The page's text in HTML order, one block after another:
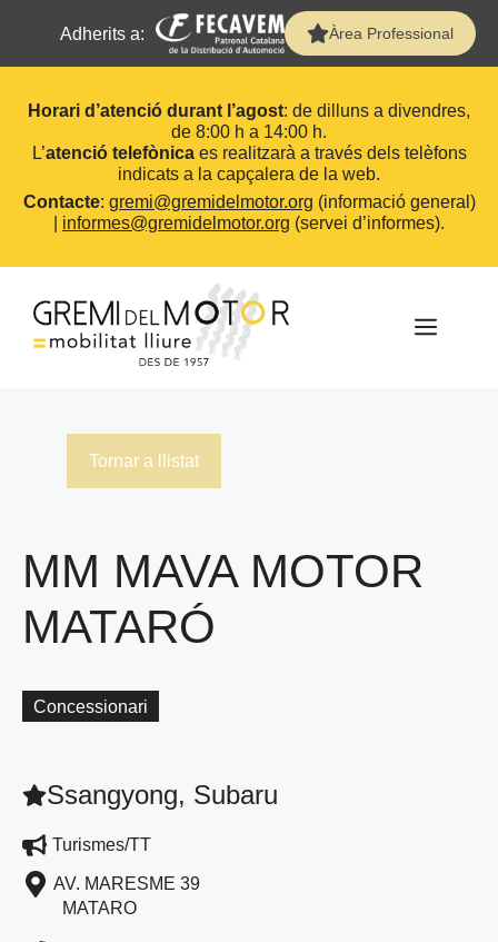
Adherits a: Àrea Professional
Horari d’atenció durant l’agost: de dilluns a divendres,
de 8:00 h a 14:00 h.
L’atenció telefònicaes realitzarà a través dels telèfons
indicats a la capçalera de la web.
Contacte: gremi@gremidelmotor.org (informació general)
informes@gremidelmotor.org (servei d’informes).
contingut
Tornar a llistat
MM MAVA MOTOR
MATARÓ
Concessionari
Ssangyong, Subaru
Turismes/TT
AV. MARESME 39
MATARO